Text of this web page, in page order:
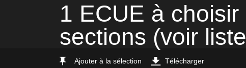
1 ECUE à
sections (voir
Ajouter à la sélection Télécharger